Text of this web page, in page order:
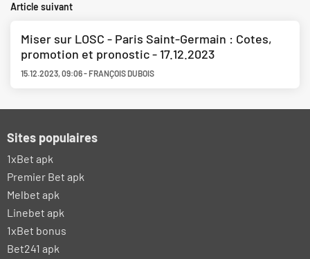
Article suivant
Miser sur LOSC - Paris Saint-Germain : Cotes,
promotion et pronostic - 17.12.2023
15.12.2023,09:06- FRANÇOIS DUBOIS
Sites populaires
1xBet apk
Premier Bet apk
Melbet apk
Linebet apk
1xBet bonus
Bet241 apk